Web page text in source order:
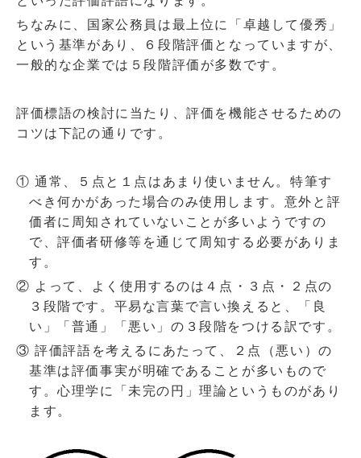
ちなみに、国家公務員は最上位に「卓越して優秀」
という基準があり、６段階評価となっていますが、
一般的な企業では５段階評価が多数です。
評価標語の検討に当たり、評価を機能させるための
コツは下記の通りです。
① 通常、５点と１点はあまり使いません。特筆す
べき何かがあった場合のみ使用します。意外と評
価者に周知されていないことが多いようですの
で、評価者研修等を通じて周知する必要がありま
す。
② よって、よく使用するのは４点・３点・２点の
３段階です。平易な言葉で言い換えると、「良
い」「普通」「悪い」の３段階をつける訳です。
③ 評価評語を考えるにあたって、２点（悪い）の
基準は評価事実が明確であることが多いもので
す。心理学に「未完の円」理論というものがあり
ます。